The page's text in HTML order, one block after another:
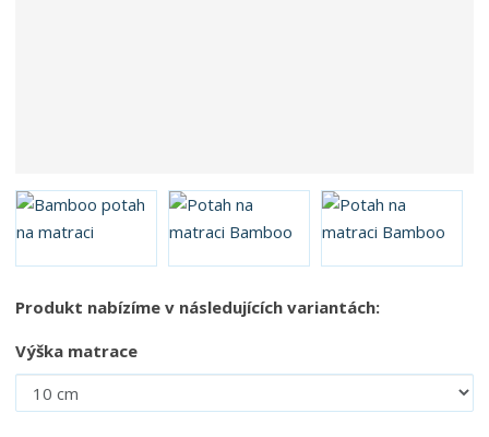
Produkt nabízíme v následujících variantách:
Výška matrace